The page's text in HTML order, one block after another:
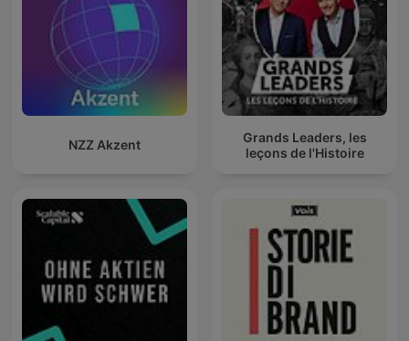
NZZ Akzent
Grands Leaders, les
leçons de l'Histoire